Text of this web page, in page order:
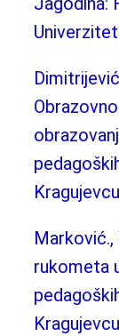
Kragujevcu
rukometa
Kragujevcu